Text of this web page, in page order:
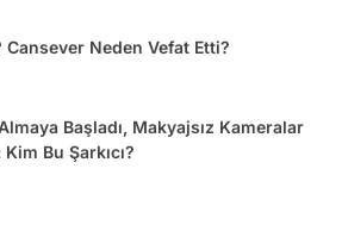
Neden Vefat Etti?
Başladı, Makyajsız Kameralar
Kim Bu Şarkıcı?